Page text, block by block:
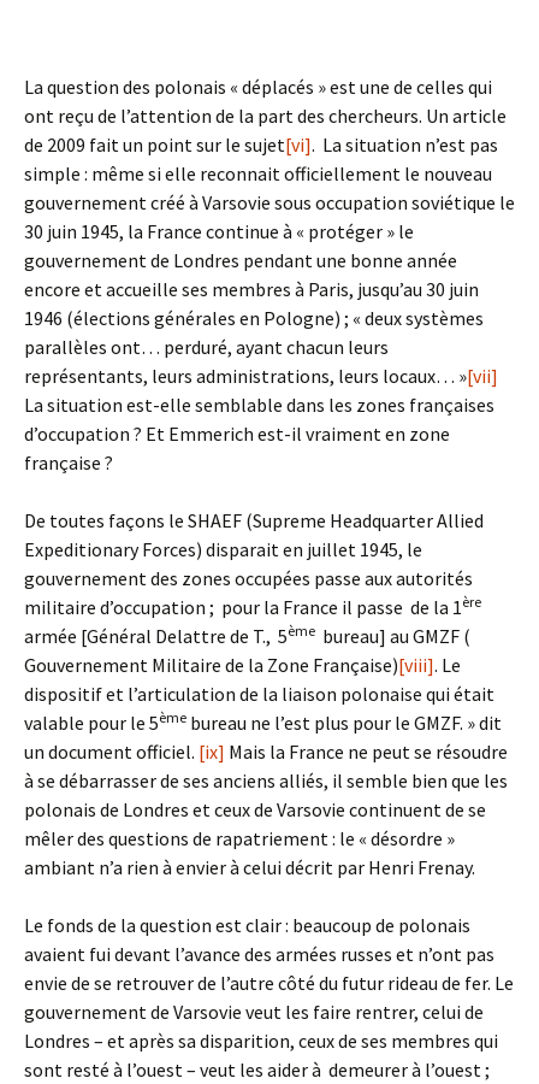
La question des polonais « déplacés » est une de celles qui
ont reçu de l’attention de la part des chercheurs. Un article
de 2009 fait un point sur le sujet[vi]. La situation n’est pas
simple : même si elle reconnait officiellement le nouveau
gouvernement créé à Varsovie sous occupation soviétique le
30 juin 1945, la France continue à « protéger » le
gouvernement de Londres pendant une bonne année
encore et accueille ses membres à Paris, jusqu’au 30 juin
1946 (élections générales en Pologne) ; « deux systèmes
parallèles ont… perduré, ayant chacun leurs
représentants, leurs administrations, leurs locaux… »[vii]
La situation est-elle semblable dans les zones françaises
d’occupation ? Et Emmerich est-il vraiment en zone
française ?
De toutes façons le SHAEF (Supreme Headquarter Allied
Expeditionary Forces) disparait en juillet 1945, le
gouvernement des zones occupées passe aux autorités
militaire d’occupation ; pour la France il passe de la 1ère
armée [Général Delattre de T., 5ème bureau] au GMZF (
Gouvernement Militaire de la Zone Française)[viii]. Le
dispositif et l’articulation de la liaison polonaise qui était
valable pour le 5ème bureau ne l’est plus pour le GMZF. » dit
un document officiel. [ix] Mais la France ne peut se résoudre
à se débarrasser de ses anciens alliés, il semble bien que les
polonais de Londres et ceux de Varsovie continuent de se
mêler des questions de rapatriement : le « désordre »
ambiant n’a rien à envier à celui décrit par Henri Frenay.
Le fonds de la question est clair : beaucoup de polonais
avaient fui devant l’avance des armées russes et n’ont pas
envie de se retrouver de l’autre côté du futur rideau de fer. Le
gouvernement de Varsovie veut les faire rentrer, celui de
Londres – et après sa disparition, ceux de ses membres qui
sont resté à l’ouest – veut les aider à demeurer à l’ouest ;